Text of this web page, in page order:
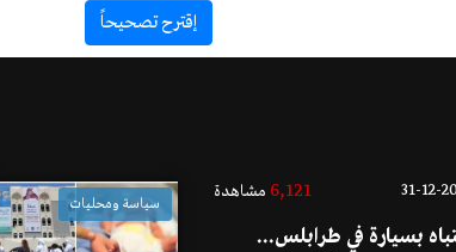
إقترح تصحيحاً
31-12-
6,121 مشاهدة
بسيارة في طرابلس...
سياسة ومحليات